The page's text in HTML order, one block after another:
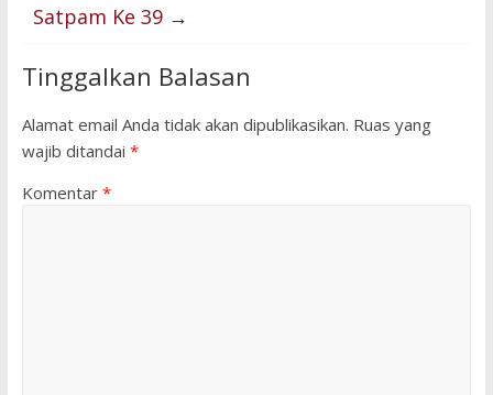
Satpam Ke 39 →
Tinggalkan Balasan
Alamat email Anda tidak akan dipublikasikan. Ruas yang
wajib ditandai *
Komentar *